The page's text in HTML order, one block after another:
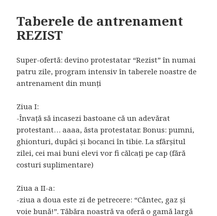
Taberele de antrenament
REZIST
Super-ofertă: devino protestatar “Rezist” în numai
patru zile, program intensiv în taberele noastre de
antrenament din munți
Ziua I:
-Învață să incasezi bastoane că un adevărat
protestant… aaaa, ăsta protestatar. Bonus: pumni,
ghionturi, dupăci și bocanci în tibie. La sfârșitul
zilei, cei mai buni elevi vor fi călcați pe cap (fără
costuri suplimentare)
Ziua a II-a:
-ziua a doua este zi de petrecere: “Cântec, gaz și
voie bună!”. Tăbăra noastră va oferă o gamă largă